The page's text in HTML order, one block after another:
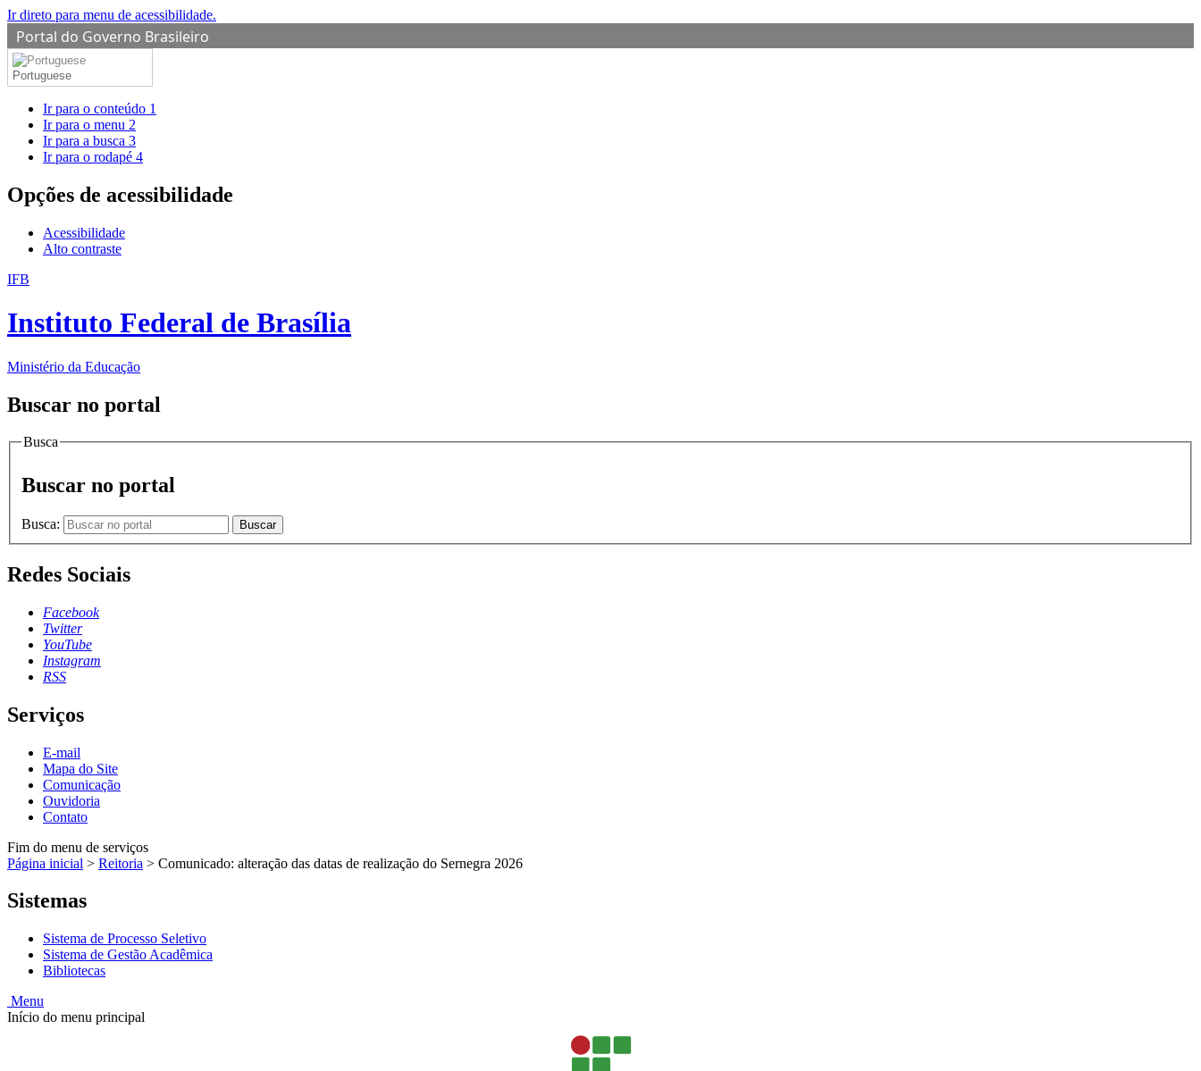
Ir direto para menu de acessibilidade.
Portal do Governo Brasileiro
Portuguese
Ir para o conteúdo 1
Ir para o menu 2
Ir para a busca 3
Ir para o rodapé 4
Opções de acessibilidade
Acessibilidade
Alto contraste
IFB
Instituto Federal de Brasília
Ministério da Educação
Buscar no portal
Busca
Buscar no portal
Busca: Buscar
Redes Sociais
Facebook
Twitter
YouTube
Instagram
RSS
Serviços
E-mail
Mapa do Site
Comunicação
Ouvidoria
Contato
Fim do menu de serviços
Página inicial > Reitoria > Comunicado: alteração das datas de realização do Sernegra 2026
Sistemas
Sistema de Processo Seletivo
Sistema de Gestão Acadêmica
Bibliotecas
Menu
Início do menu principal